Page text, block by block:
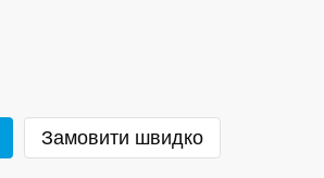
Замовити швидко